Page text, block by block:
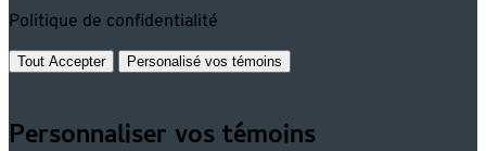
Politique de confidentialité
Tout Accepter Personalisé vos témoins
Personnaliser vos témoins